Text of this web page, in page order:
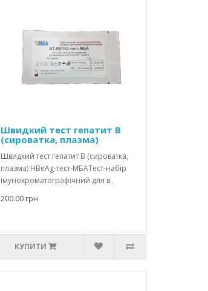
Швидкий тест гепатит В
(сироватка, плазма)
Швидкий тест гепатит В (сироватка,
плазма) HBеAg-тест-МБАТест-набір
імунохроматографічний для в..
200.00 грн
КУПИТИ